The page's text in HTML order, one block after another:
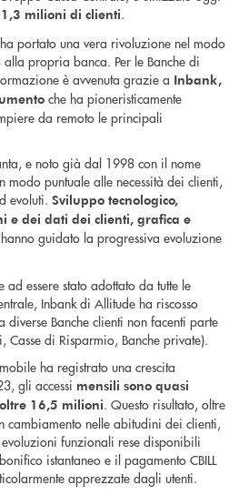
1,3 milioni di clienti.
ha portato una vera rivoluzione nel modo
propria banca. Per le Banche di
è avvenuta grazie a Inbank,
che ha pioneristicamente
da remoto le principali
e noto già dal 1998 con il nome
puntuale alle necessità dei clienti,
evoluti. Sviluppo tecnologico,
e dei dati dei clienti, grafica e
guidato la progressiva evoluzione
essere stato adottato da tutte le
Inbank di Allitude ha riscosso
diverse Banche clienti non facenti parte
Casse di Risparmio, Banche private).
ha registrato una crescita
gli accessi mensili sono quasi
16,5 milioni. Questo risultato, oltre
cambiamento nelle abitudini dei clienti,
funzionali rese disponibili
istantaneo e il pagamento CBILL
apprezzate dagli utenti.